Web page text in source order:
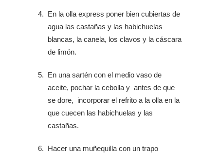
En la olla express poner bien cubiertas de
agua las castañas y las habichuelas
blancas, la canela, los clavos y la cáscara
de limón.
En una sartén con el medio vaso de
aceite, pochar la cebolla y antes de que
se dore, incorporar el refrito a la olla en la
que cuecen las habichuelas y las
castañas.
Hacer una muñequilla con un trapo